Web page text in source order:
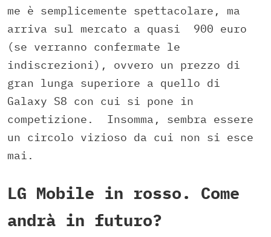
me è semplicemente spettacolare, ma
arriva sul mercato a quasi 900 euro
(se verranno confermate le
indiscrezioni), ovvero un prezzo di
gran lunga superiore a quello di
Galaxy S8 con cui si pone in
competizione. Insomma, sembra essere
un circolo vizioso da cui non si esce
mai.
LG Mobile in rosso. Come
andrà in futuro?